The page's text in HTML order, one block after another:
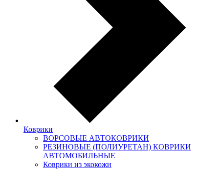
Коврики
ВОРСОВЫЕ АВТОКОВРИКИ
РЕЗИНОВЫЕ (ПОЛИУРЕТАН) КОВРИКИ
АВТОМОБИЛЬНЫЕ
Коврики из экокожи